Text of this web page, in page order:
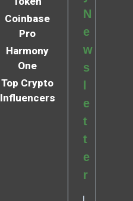
Coinbase
Pro
Harmony
One
Top Crypto
Influencers
N
e
w
s
e
t
t
e
r